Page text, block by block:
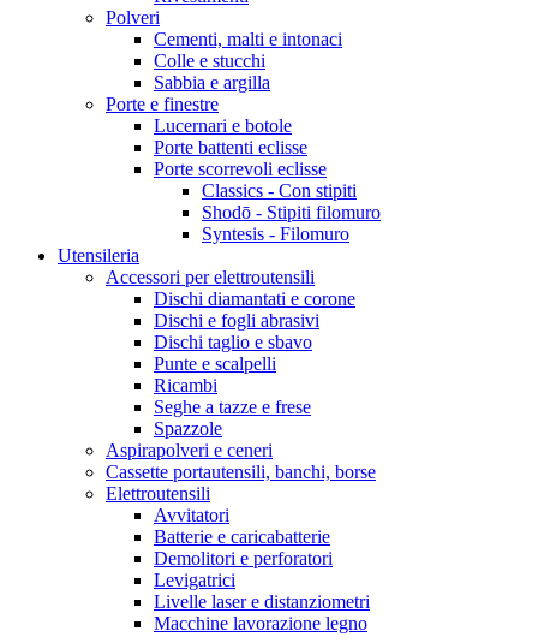
Polveri
Cementi, malti e intonaci
Colle e stucchi
Sabbia e argilla
Porte e finestre
Lucernari e botole
Porte battenti eclisse
Porte scorrevoli eclisse
Classics - Con stipiti
Shodō - Stipiti filomuro
Syntesis - Filomuro
Utensileria
Accessori per elettroutensili
Dischi diamantati e corone
Dischi e fogli abrasivi
Dischi taglio e sbavo
Punte e scalpelli
Ricambi
Seghe a tazze e frese
Spazzole
Aspirapolveri e ceneri
Cassette portautensili, banchi, borse
Elettroutensili
Avvitatori
Batterie e caricabatterie
Demolitori e perforatori
Levigatrici
Livelle laser e distanziometri
Macchine lavorazione legno